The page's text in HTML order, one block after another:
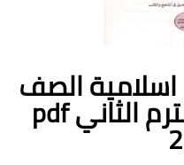
اسلامية الصف
الثالث الاعدادي الترم الثاني pdf